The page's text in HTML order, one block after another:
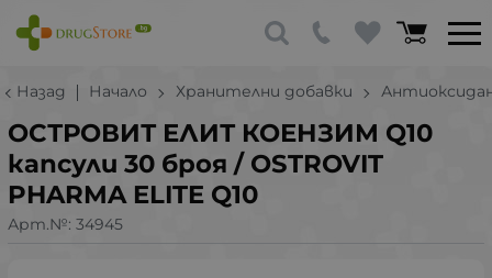
Назад Начало Хранителни добавки
ОСТРОВИТ ЕЛИТ КОЕНЗИМ Q10
капсули 30 броя / OSTROVIT
PHARMA ELITE Q10
Арт.№: 34945